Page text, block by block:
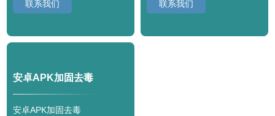
联系我们 联系我们
安卓APK加固去毒
安卓APK加固去毒